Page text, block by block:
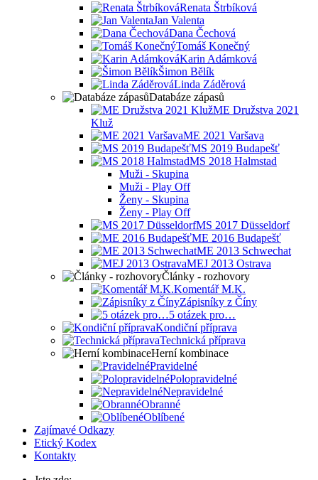
Renata Štrbíková
Jan Valenta
Dana Čechová
Tomáš Konečný
Karin Adámková
Šimon Bělík
Linda Záděrová
Databáze zápasů
ME Družstva 2021
Kluž
ME 2021 Varšava
MS 2019 Budapešť
MS 2018 Halmstad
Muži - Skupina
Muži - Play Off
Ženy - Skupina
Ženy - Play Off
MS 2017 Düsseldorf
ME 2016 Budapešť
ME 2013 Schwechat
MEJ 2013 Ostrava
Články - rozhovory
Komentář M.K.
Zápisníky z Číny
5 otázek pro…
Kondiční příprava
Technická příprava
Herní kombinace
Pravidelné
Polopravidelné
Nepravidelné
Obranné
Oblíbené
Zajímavé Odkazy
Etický Kodex
Kontakty